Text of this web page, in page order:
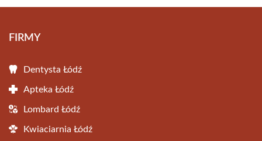
FIRMY
Dentysta Łódź
Apteka Łódź
Lombard Łódź
Kwiaciarnia Łódź